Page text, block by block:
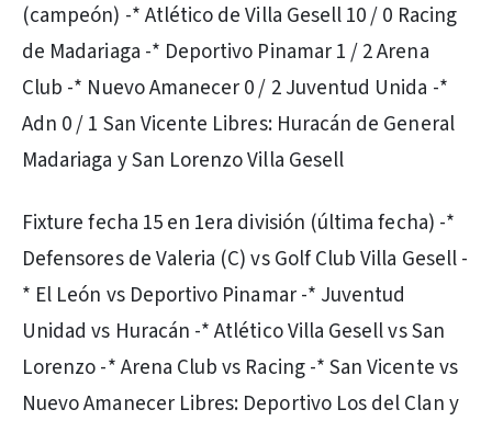
(campeón) -* Atlético de Villa Gesell 10 / 0 Racing
de Madariaga -* Deportivo Pinamar 1 / 2 Arena
Club -* Nuevo Amanecer 0 / 2 Juventud Unida -*
Adn 0 / 1 San Vicente Libres: Huracán de General
Madariaga y San Lorenzo Villa Gesell
Fixture fecha 15 en 1era división (última fecha) -*
Defensores de Valeria (C) vs Golf Club Villa Gesell -
* El León vs Deportivo Pinamar -* Juventud
Unidad vs Huracán -* Atlético Villa Gesell vs San
Lorenzo -* Arena Club vs Racing -* San Vicente vs
Nuevo Amanecer Libres: Deportivo Los del Clan y